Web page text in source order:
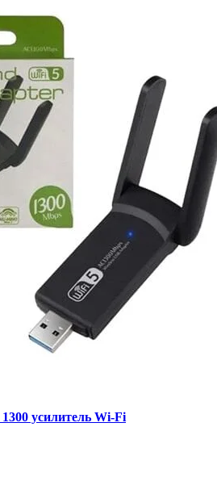
усилитель Wi-Fi